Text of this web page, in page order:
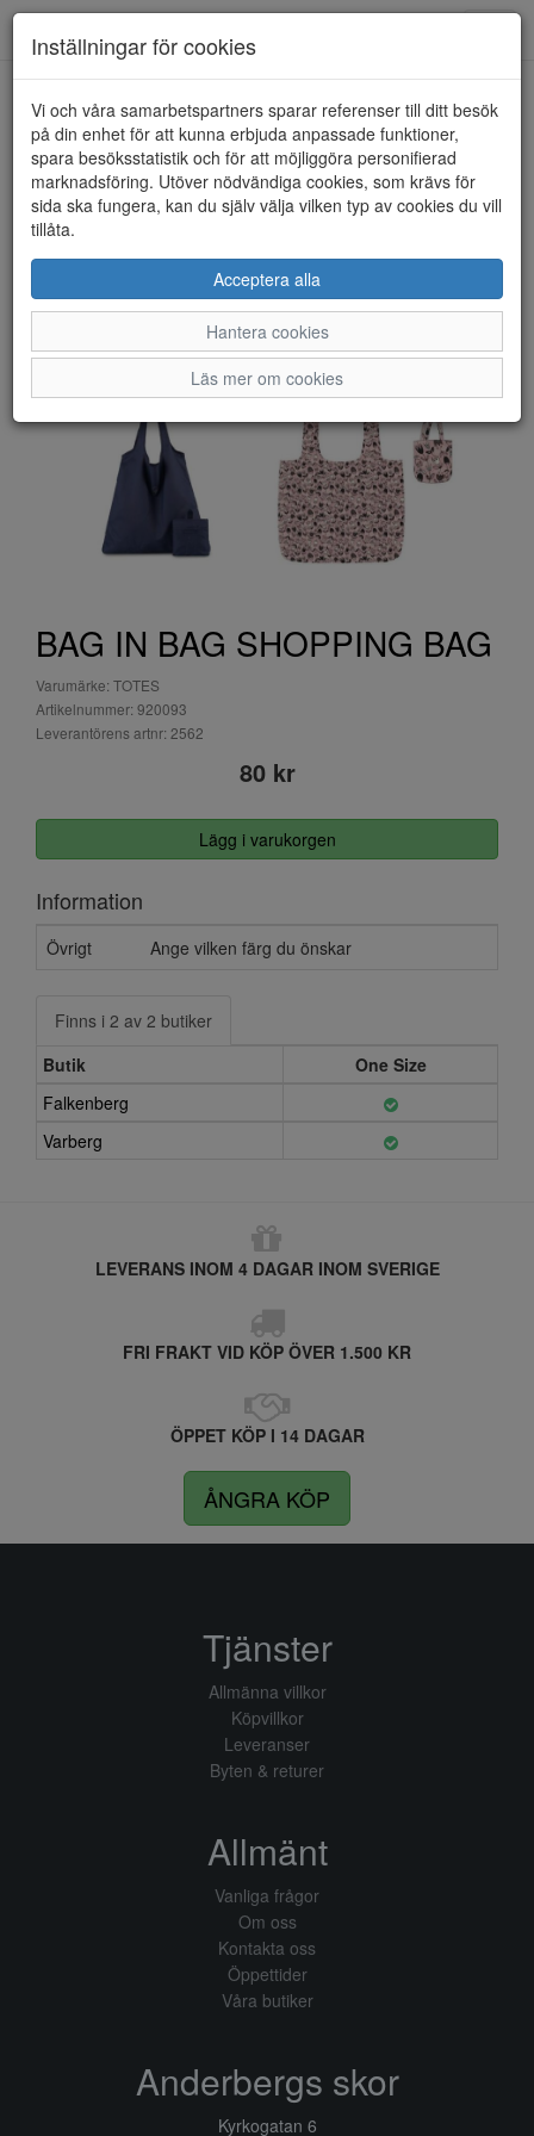
HEM TOTES
BAG IN BAG SHOPPING BAG
Varumärke: TOTES
Artikelnummer: 920093
Leverantörens artnr: 2562
80 kr
Lägg i varukorgen
Information
Övrigt Ange vilken färg du önskar
Finns i 2 av 2 butiker
Butik
One Size
Falkenberg
Varberg
LEVERANS INOM 4 DAGAR INOM SVERIGE
FRI FRAKT VID KÖP ÖVER 1.500 KR
ÖPPET KÖP I 14 DAGAR
ÅNGRA KÖP
Inställningar för cookies
Vi och våra samarbetspartners sparar referenser till ditt besök
på din enhet för att kunna erbjuda anpassade funktioner,
spara besöksstatistik och för att möjliggöra personifierad
marknadsföring. Utöver nödvändiga cookies, som krävs för
sida ska fungera, kan du själv välja vilken typ av cookies du vill
tillåta.
Acceptera alla
Hantera cookies
Läs mer om cookies
Tjänster
Allmänna villkor
Köpvillkor
Leveranser
Byten & returer
Allmänt
Vanliga frågor
Om oss
Kontakta oss
Öppettider
Våra butiker
Anderbergs skor
Kyrkogatan 6